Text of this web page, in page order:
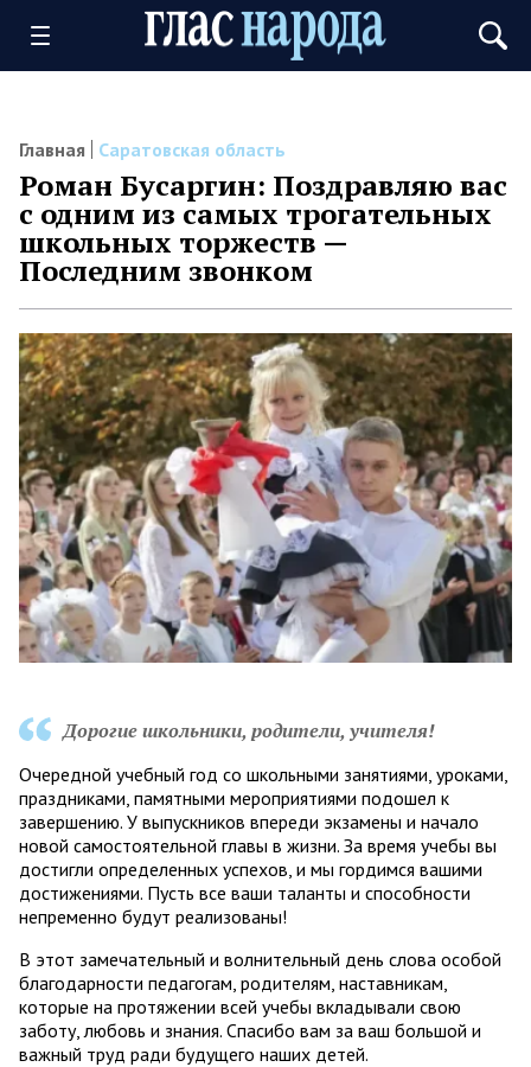
Главная Саратовская область
Роман Бусаргин: Поздравляю вас
с одним из самых трогательных
школьных торжеств —
Последним звонком
Дорогие школьники, родители, учителя!
Очередной учебный год со школьными занятиями, уроками,
праздниками, памятными мероприятиями подошел к
завершению. У выпускников впереди экзамены и начало
новой самостоятельной главы в жизни. За время учебы вы
достигли определенных успехов, и мы гордимся вашими
достижениями. Пусть все ваши таланты и способности
непременно будут реализованы!
В этот замечательный и волнительный день слова особой
благодарности педагогам, родителям, наставникам,
которые на протяжении всей учебы вкладывали свою
заботу, любовь и знания. Спасибо вам за ваш большой и
важный труд ради будущего наших детей.